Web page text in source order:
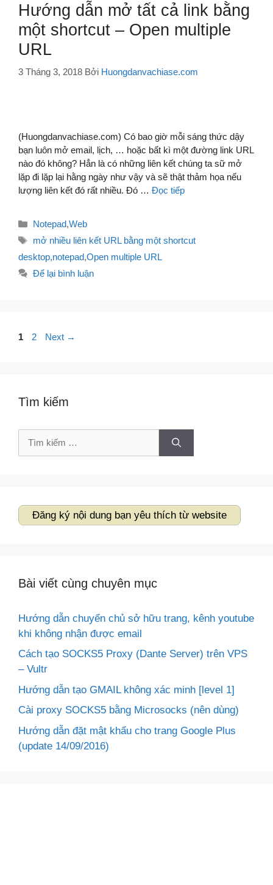
Hướng dẫn mở tất cả link bằng
một shortcut – Open multiple
URL
3 Tháng 3, 2018 Bởi Huongdanvachiase.com
(Huongdanvachiase.com) Có bao giờ mỗi sáng thức dậy
bạn luôn mở email, lịch, … hoặc bất kì một đường link URL
nào đó không? Hẳn là có những liên kết chúng ta sữ mở
lặp đi lặp lại hằng ngày như vậy và sẽ thật thảm họa nếu
lượng liên kết đó rất nhiều. Đó … Đọc tiếp
Danh
mục
Notepad,Web
Thẻ
mở nhiều liên kết URL bằng một shortcut
desktop,notepad,Open multiple URL
Để lại bình luận
Điều
Page
1 Page
2 Next →
Tìm kiếm
Tìm
Đăng ký nội dung bạn yêu thích từ website
Bài viết cùng chuyên mục
Hướng dẫn chuyển chủ sở hữu trang, kênh youtube
khi không nhận được email
Cách tạo SOCKS5 Proxy (Dante Server) trên VPS
– Vultr
Hướng dẫn tạo GMAIL không xác minh [level 1]
Cài proxy SOCKS5 bằng Microsocks (nên dùng)
Hướng dẫn đặt mật khẩu cho trang Google Plus
(update 14/09/2016)